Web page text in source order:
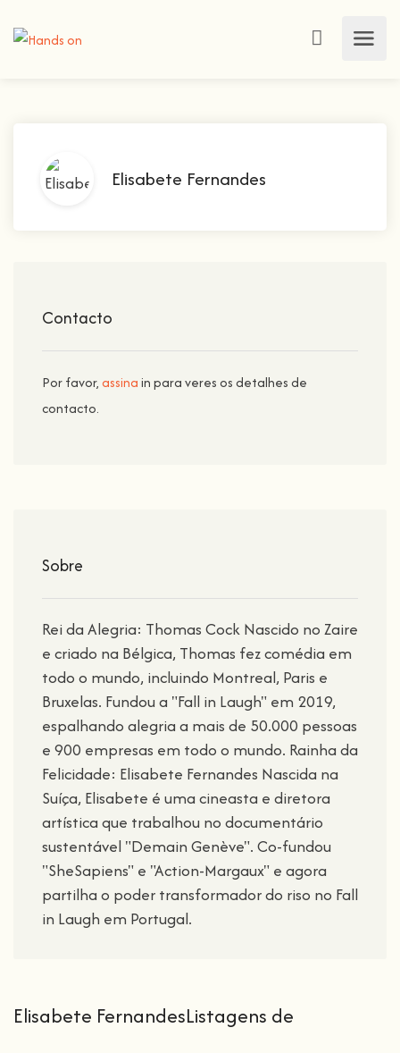
Elisabete Fernandes
Contacto
Por favor,assinain para veres os detalhes de
contacto.
Sobre
Rei da Alegria: Thomas Cock Nascido no Zaire
e criado na Bélgica, Thomas fez comédia em
todo o mundo, incluindo Montreal, Paris e
Bruxelas. Fundou a "Fall in Laugh" em 2019,
espalhando alegria a mais de 50.000 pessoas
e 900 empresas em todo o mundo. Rainha da
Felicidade: Elisabete Fernandes Nascida na
Suíça, Elisabete é uma cineasta e diretora
artística que trabalhou no documentário
sustentável "Demain Genève". Co-fundou
"SheSapiens" e "Action-Margaux" e agora
partilha o poder transformador do riso no Fall
in Laugh em Portugal.
Elisabete FernandesListagens de